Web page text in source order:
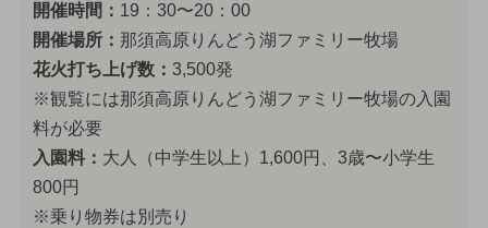
開催時間： 19：30〜20：00
開催場所： 那須高原りんどう湖ファミリー牧場
花火打ち上げ数： 3,500発
※観覧には那須高原りんどう湖ファミリー牧場の入園
料が必要
入園料： 大人（中学生以上）1,600円、3歳〜小学生
800円
※乗り物券は別売り